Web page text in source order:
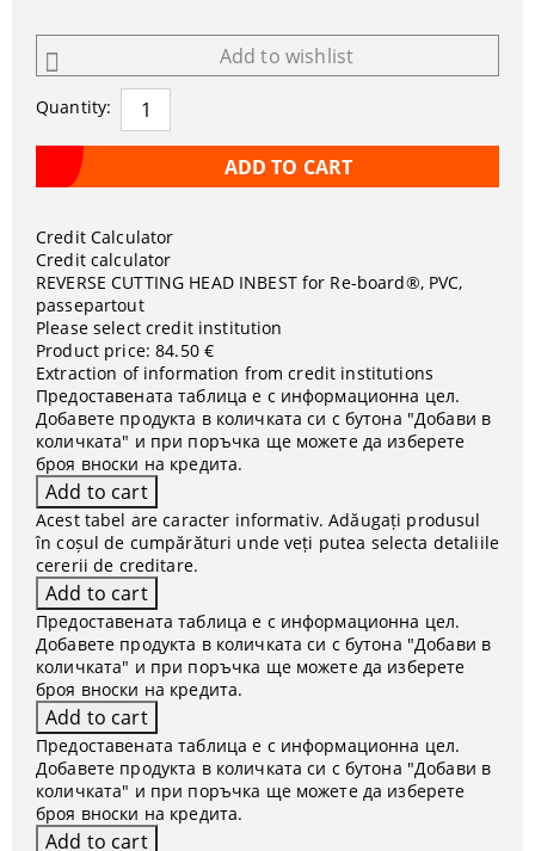
Add to wishlist
Quantity:
Credit Calculator
Credit calculator
REVERSE CUTTING HEAD INBEST for Re-board®, PVC,
passepartout
Please select credit institution
Product price: 84.50 €
Extraction of information from credit institutions
Предоставената таблица е с информационна цел.
Добавете продукта в количката си с бутона "Добави в
количката" и при поръчка ще можете да изберете
броя вноски на кредита.
Acest tabel are caracter informativ. Adăugați produsul
în coșul de cumpărături unde veți putea selecta detaliile
cererii de creditare.
Предоставената таблица е с информационна цел.
Добавете продукта в количката си с бутона "Добави в
количката" и при поръчка ще можете да изберете
броя вноски на кредита.
Предоставената таблица е с информационна цел.
Добавете продукта в количката си с бутона "Добави в
количката" и при поръчка ще можете да изберете
броя вноски на кредита.